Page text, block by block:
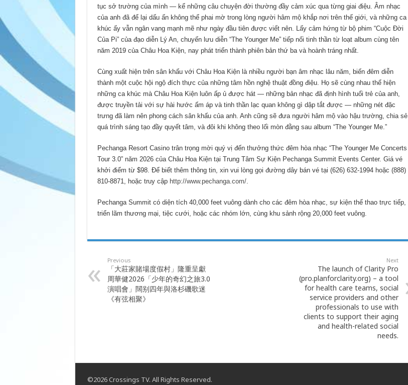
tục sở trường của mình — kể những câu chuyện đời thường đầy cảm xúc qua từng giai điệu. Âm nhạc
của anh đã để lại dấu ấn không thể phai mờ trong lòng người hâm mộ khắp nơi trên thế giới, và những ca
khúc ấy vẫn ngân vang mạnh mẽ như ngày đầu tiên được viết nên. Lấy cảm hứng từ bộ phim “Cuộc Đời
Của Pi” của đạo diễn Lý An, chuyến lưu diễn “The Younger Me” tiếp nối tinh thần từ loạt album cùng tên
năm 2019 của Châu Hoa Kiện, nay phát triển thành phiên bản thứ ba và hoành tráng nhất.
Cùng xuất hiện trên sân khấu với Châu Hoa Kiện là nhiều người bạn âm nhạc lâu năm, biến đêm diễn
thành một cuộc hội ngộ đích thực của những tâm hồn nghệ thuật đồng điệu. Họ sẽ cùng nhau thể hiện
những ca khúc mà Châu Hoa Kiện luôn ấp ủ được hát — những bản nhạc đã định hình tuổi trẻ của anh,
được truyền tải với sự hài hước ấm áp và tinh thần lạc quan không gì dập tắt được — những nét đặc
trưng đã làm nên phong cách sân khấu của anh. Anh cũng sẽ đưa người hâm mộ vào hậu trường, chia sẻ
quá trình sáng tạo đầy quyết tâm, và đôi khi không theo lối mòn đằng sau album “The Younger Me.”
Pechanga Resort Casino trân trọng mời quý vị đến thưởng thức đêm hòa nhạc “The Younger Me Concerts
Tour 3.0” năm 2026 của Châu Hoa Kiện tại Trung Tâm Sự Kiện Pechanga Summit Events Center. Giá vé
khởi điểm từ $98. Để biết thêm thông tin, xin vui lòng gọi đường dây bán vé tại (626) 632-1994 hoặc (888)
810-8871, hoặc truy cập http://www.pechanga.com/.
Pechanga Summit có diện tích 40,000 feet vuông dành cho các đêm hòa nhạc, sự kiện thể thao trực tiếp,
triển lãm thương mại, tiệc cưới, hoặc các nhóm lớn, cùng khu sảnh rộng 20,000 feet vuông.
Previous
「大莊家賭場度假村」隆重呈獻
周華健2026「少年的奇幻之旅3.0
演唱會」闊别四年與洛杉磯歌迷
《有弦相聚》
Next
The launch of Clarity Pro
(pro.planforclarity.org) – a tool
for health care teams, social
service providers and other
professionals to use with
clients to support their aging
and health-related social
needs.
©2026 Crossings TV. All Rights Reserved.